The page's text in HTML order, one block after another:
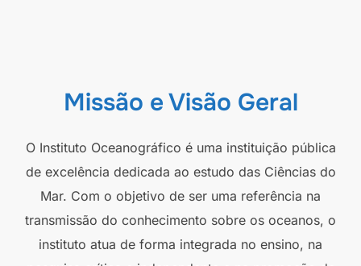
Missão e Visão Geral
O Instituto Oceanográfico é uma instituição pública
de excelência dedicada ao estudo das Ciências do
Mar. Com o objetivo de ser uma referência na
transmissão do conhecimento sobre os oceanos, o
instituto atua de forma integrada no ensino, na